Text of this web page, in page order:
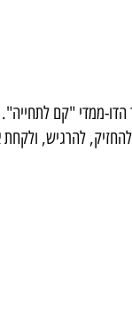
ממדי "קם
להרגיש,